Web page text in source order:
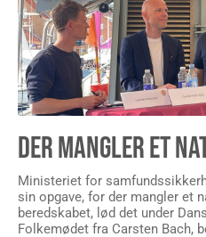
DER MANGLER ET
Ministeriet for
sin opgave, for der mangler et
beredskabet, lød det under
Folkemødet fra Carsten Bach,